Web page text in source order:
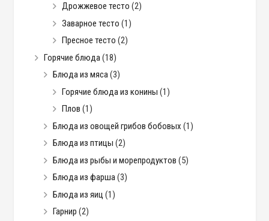
Дрожжевое тесто (2)
Заварное тесто (1)
Пресное тесто (2)
Горячие блюда(18)
Блюда из мяса(3)
Горячие блюда из конины (1)
Плов (1)
Блюда из овощей грибов бобовых (1)
Блюда из птицы (2)
Блюда из рыбы и морепродуктов (5)
Блюда из фарша(3)
Блюда из яиц (1)
Гарнир (2)